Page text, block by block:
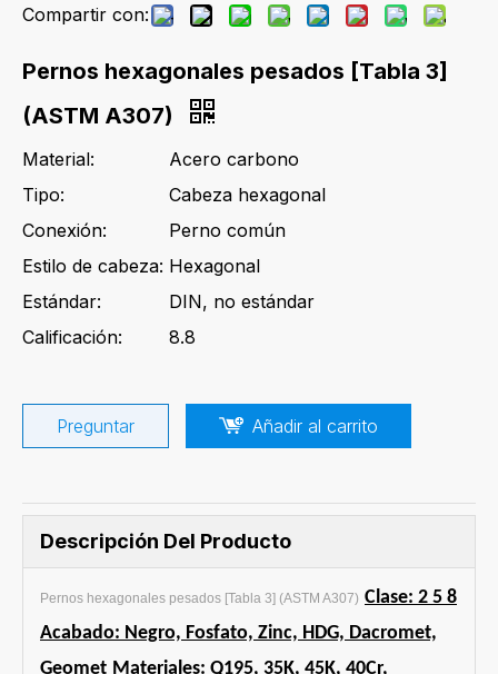
Compartir con:
Pernos hexagonales pesados ​​[Tabla 3]
(ASTM A307)
Material:
Acero carbono
Tipo:
Cabeza hexagonal
Conexión:
Perno común
Estilo de cabeza: Hexagonal
Estándar:
DIN, no estándar
Calificación:
8.8
Preguntar Añadir al carrito
Descripción Del Producto
Pernos hexagonales pesados ​​[Tabla 3] (ASTM A307) Clase: 2 5 8
Acabado: Negro, Fosfato, Zinc, HDG, Dacromet,
Geomet Materiales: Q195, 35K, 45K, 40Cr,